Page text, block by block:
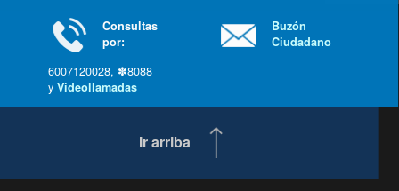
Consultas
por:
6007120028, ✽8088
yVideollamadas
Buzón
Ciudadano
Ir arriba